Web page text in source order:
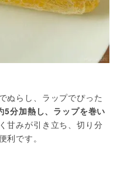
ぬらし、ラップでぴった
5分加熱し、ラップを巻い
甘みが引き立ち、切り分
利です。